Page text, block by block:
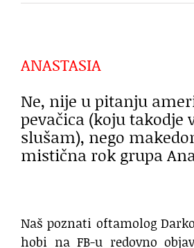
ANASTASIA
Ne, nije u pitanju
pevačica (koju takodje
slušam), nego
mistična rok grupa
Naš poznati oftamolog
hobi na FB-u redovno